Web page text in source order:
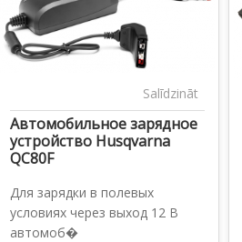
Salīdzināt
Автомобильное зарядное
устройство Husqvarna
QC80F
Для зарядки в полевых
условиях через выход 12 В
автомоб�